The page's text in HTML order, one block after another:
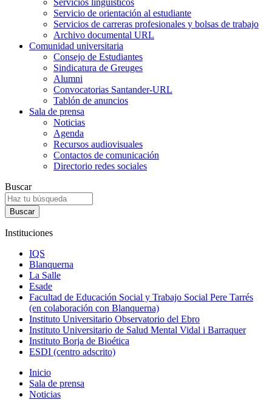
Servicio de orientación al estudiante
Servicios de carreras profesionales y bolsas de trabajo
Archivo documental URL
Comunidad universitaria
Consejo de Estudiantes
Sindicatura de Greuges
Alumni
Convocatorias Santander-URL
Tablón de anuncios
Sala de prensa
Noticias
Agenda
Recursos audiovisuales
Contactos de comunicación
Directorio redes sociales
Buscar
Instituciones
IQS
Blanquerna
La Salle
Esade
Facultad de Educación Social y Trabajo Social Pere Tarrés
(en colaboración con Blanquerna)
Instituto Universitario Observatorio del Ebro
Instituto Universitario de Salud Mental Vidal i Barraquer
Instituto Borja de Bioética
ESDI (centro adscrito)
Inicio
Sala de prensa
Noticias